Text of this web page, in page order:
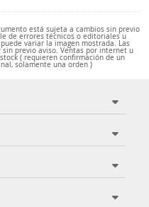
está sujeta a cambios sin previo
de errores técnicos o editoriales u
variar la imagen mostrada. Las
previo aviso. Ventas por internet u
( requieren confirmación de un
solamente una orden )